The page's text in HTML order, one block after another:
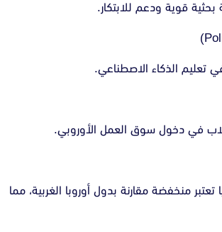
قوية ودعم للابتكار.
تعليم الذكاء الاصطناعي.
في دخول سوق العمل الأوروبي.
منخفضة مقارنة بدول أوروبا الغربية، مما